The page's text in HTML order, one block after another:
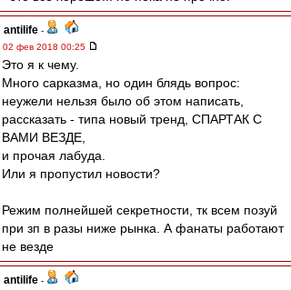
antilife -
02 фев 2018 00:25
Это я к чему.
Много сарказма, но один блядь вопрос:
неужели нельзя было об этом написать,
рассказать - типа новый тренд, СПАРТАК С
ВАМИ ВЕЗДЕ,
и прочая лабуда.
Или я пропустил новости?
Режим полнейшей секретности, тк всем позуй
при зп в разы ниже рынка. А фанаты работают
не везде
antilife -